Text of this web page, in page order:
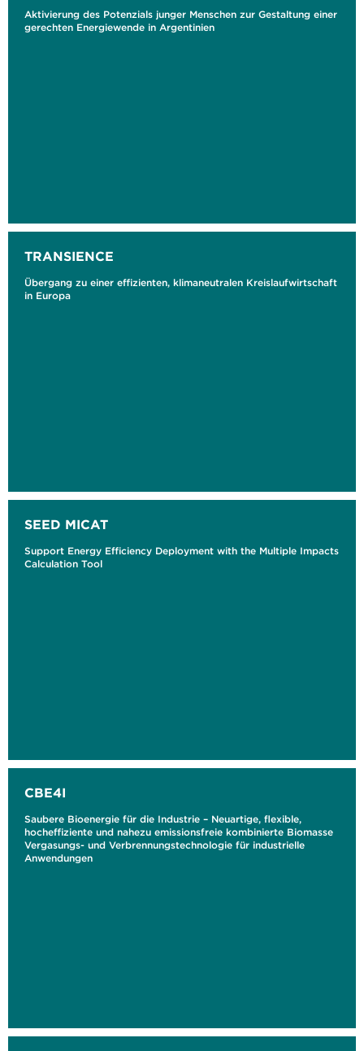
Aktivierung des Potenzials junger Menschen zur Gestaltung einer
gerechten Energiewende in Argentinien
TRANSIENCE
Übergang zu einer effizienten, klimaneutralen Kreislaufwirtschaft
in Europa
SEED MICAT
Support Energy Efficiency Deployment with the Multiple Impacts
Calculation Tool
CBE4I
Saubere Bioenergie für die Industrie – Neuartige, flexible,
hocheffiziente und nahezu emissionsfreie kombinierte Biomasse
Vergasungs- und Verbrennungstechnologie für industrielle
Anwendungen